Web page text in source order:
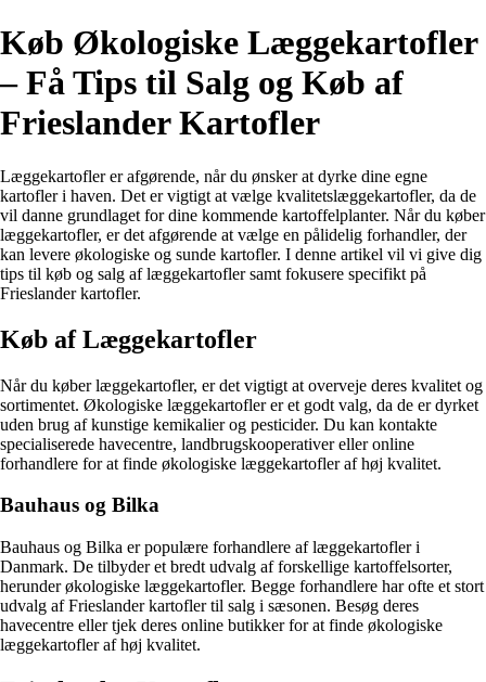
Køb Økologiske Læggekartofler
– Få Tips til Salg og Køb af
Frieslander Kartofler
Læggekartofler er afgørende, når du ønsker at dyrke dine egne
kartofler i haven. Det er vigtigt at vælge kvalitetslæggekartofler, da de
vil danne grundlaget for dine kommende kartoffelplanter. Når du køber
læggekartofler, er det afgørende at vælge en pålidelig forhandler, der
kan levere økologiske og sunde kartofler. I denne artikel vil vi give dig
tips til køb og salg af læggekartofler samt fokusere specifikt på
Frieslander kartofler.
Køb af Læggekartofler
Når du køber læggekartofler, er det vigtigt at overveje deres kvalitet og
sortimentet. Økologiske læggekartofler er et godt valg, da de er dyrket
uden brug af kunstige kemikalier og pesticider. Du kan kontakte
specialiserede havecentre, landbrugskooperativer eller online
forhandlere for at finde økologiske læggekartofler af høj kvalitet.
Bauhaus og Bilka
Bauhaus og Bilka er populære forhandlere af læggekartofler i
Danmark. De tilbyder et bredt udvalg af forskellige kartoffelsorter,
herunder økologiske læggekartofler. Begge forhandlere har ofte et stort
udvalg af Frieslander kartofler til salg i sæsonen. Besøg deres
havecentre eller tjek deres online butikker for at finde økologiske
læggekartofler af høj kvalitet.